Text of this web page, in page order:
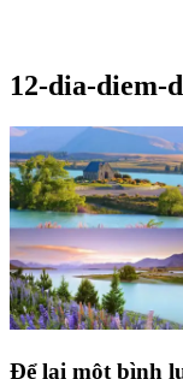
12-dia-diem-
Để lại một bình